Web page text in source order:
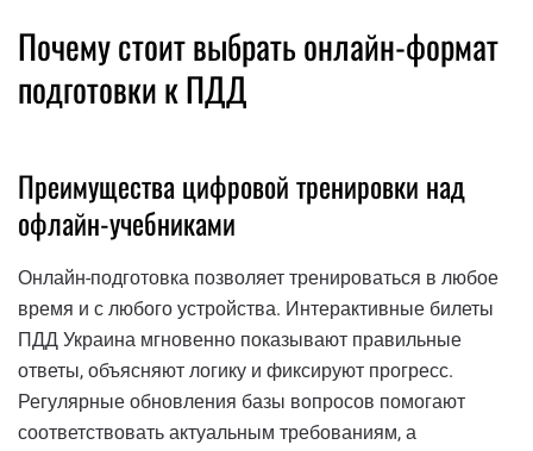
Почему стоит выбрать онлайн-формат
подготовки к ПДД
Преимущества цифровой тренировки над
офлайн-учебниками
Онлайн-подготовка позволяет тренироваться в любое
время и с любого устройства. Интерактивные билеты
ПДД Украина мгновенно показывают правильные
ответы, объясняют логику и фиксируют прогресс.
Регулярные обновления базы вопросов помогают
соответствовать актуальным требованиям, а